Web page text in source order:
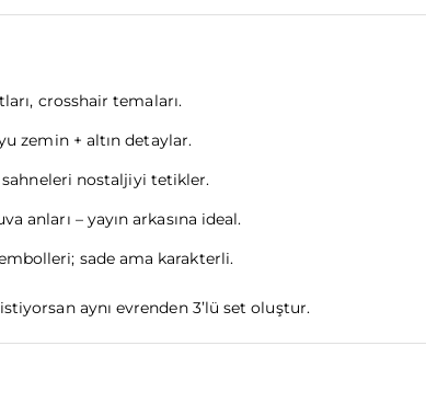
crosshair temaları.
zemin + altın detaylar.
nostaljiyi tetikler.
anları – yayın arkasına ideal.
sade ama karakterli.
aynı evrenden 3’lü set oluştur.